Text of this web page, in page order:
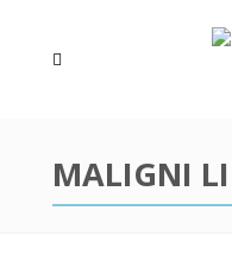
MALIGNI